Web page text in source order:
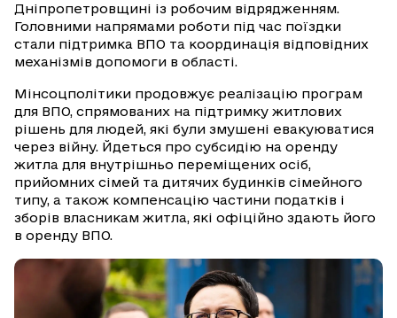
Дніпропетровщині із робочим відрядженням.
Головними напрямами роботи під час поїздки
стали підтримка ВПО та координація відповідних
механізмів допомоги в області.
Мінсоцполітики продовжує реалізацію програм
для ВПО, спрямованих на підтримку житлових
рішень для людей, які були змушені евакуюватися
через війну. Йдеться про субсидію на оренду
житла для внутрішньо переміщених осіб,
прийомних сімей та дитячих будинків сімейного
типу, а також компенсацію частини податків і
зборів власникам житла, які офіційно здають його
в оренду ВПО.